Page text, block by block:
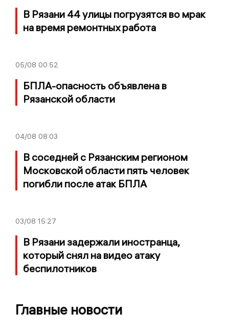
В Рязани 44 улицы погрузятся во мрак
на время ремонтных работа
05/08 00:52
БПЛА-опасность объявлена в
Рязанской области
04/08 08:03
В соседней с Рязанским регионом
Московской области пять человек
погибли после атак БПЛА
03/08 15:27
В Рязани задержали иностранца,
который снял на видео атаку
беспилотников
Главные новости